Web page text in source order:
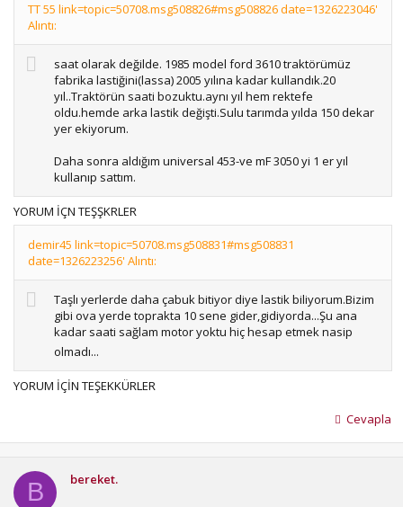
TT 55 link=topic=50708.msg508826#msg508826 date=1326223046'
Alıntı:
saat olarak değilde. 1985 model ford 3610 traktörümüz
fabrika lastiğini(lassa) 2005 yılına kadar kullandık.20
yıl..Traktörün saati bozuktu.aynı yıl hem rektefe
oldu.hemde arka lastik değişti.Sulu tarımda yılda 150 dekar
yer ekiyorum.
Daha sonra aldığım universal 453-ve mF 3050 yi 1 er yıl
kullanıp sattım.
YORUM İÇN TEŞŞKRLER
demir45 link=topic=50708.msg508831#msg508831
date=1326223256' Alıntı:
Taşlı yerlerde daha çabuk bitiyor diye lastik biliyorum.Bizim
gibi ova yerde toprakta 10 sene gider,gidiyorda...Şu ana
kadar saati sağlam motor yoktu hiç hesap etmek nasip
olmadı...
YORUM İÇİN TEŞEKKÜRLER
Cevapla
B bereket.